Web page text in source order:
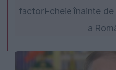
factori-cheie înainte de
a